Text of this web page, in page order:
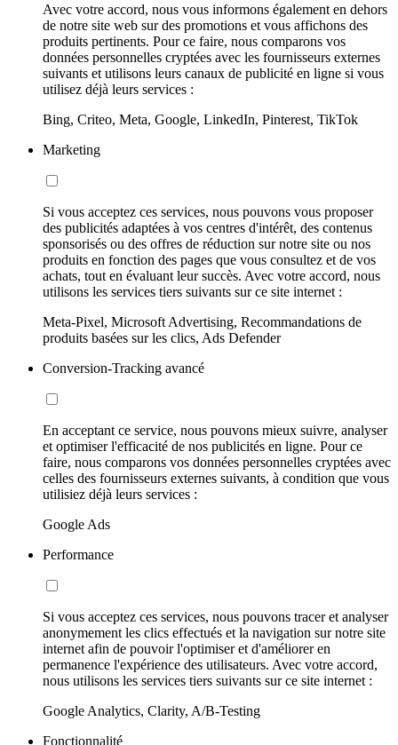
Avec votre accord, nous vous informons également en dehors
de notre site web sur des promotions et vous affichons des
produits pertinents. Pour ce faire, nous comparons vos
données personnelles cryptées avec les fournisseurs externes
suivants et utilisons leurs canaux de publicité en ligne si vous
utilisez déjà leurs services :
Bing, Criteo, Meta, Google, LinkedIn, Pinterest, TikTok
Marketing
Si vous acceptez ces services, nous pouvons vous proposer
des publicités adaptées à vos centres d'intérêt, des contenus
sponsorisés ou des offres de réduction sur notre site ou nos
produits en fonction des pages que vous consultez et de vos
achats, tout en évaluant leur succès. Avec votre accord, nous
utilisons les services tiers suivants sur ce site internet :
Meta-Pixel, Microsoft Advertising, Recommandations de
produits basées sur les clics, Ads Defender
Conversion-Tracking avancé
En acceptant ce service, nous pouvons mieux suivre, analyser
et optimiser l'efficacité de nos publicités en ligne. Pour ce
faire, nous comparons vos données personnelles cryptées avec
celles des fournisseurs externes suivants, à condition que vous
utilisiez déjà leurs services :
Google Ads
Performance
Si vous acceptez ces services, nous pouvons tracer et analyser
anonymement les clics effectués et la navigation sur notre site
internet afin de pouvoir l'optimiser et d'améliorer en
permanence l'expérience des utilisateurs. Avec votre accord,
nous utilisons les services tiers suivants sur ce site internet :
Google Analytics, Clarity, A/B-Testing
Fonctionnalité